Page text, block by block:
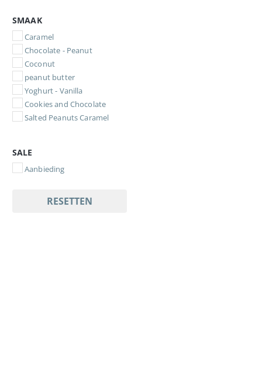
SMAAK
Caramel
Chocolate - Peanut
Coconut
peanut butter
Yoghurt - Vanilla
Cookies and Chocolate
Salted Peanuts Caramel
SALE
Aanbieding
RESETTEN